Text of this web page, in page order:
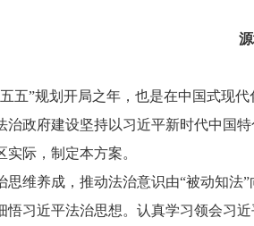
”规划开局之年，也是在中国式现代
治政府建设坚持以习近平新时代中国
际，制定本方案。
养成，推动法治意识由“被动知法”
近平法治思想。认真学习领会习近